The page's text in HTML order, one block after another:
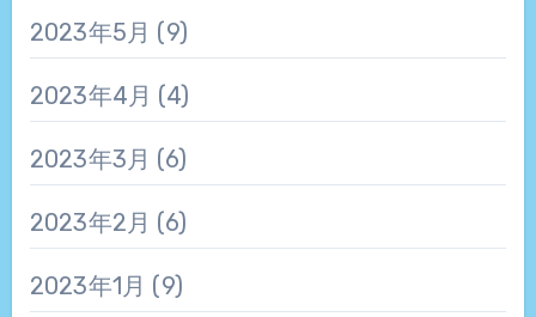
2023年5月 (9)
2023年4月 (4)
2023年3月 (6)
2023年2月 (6)
2023年1月 (9)